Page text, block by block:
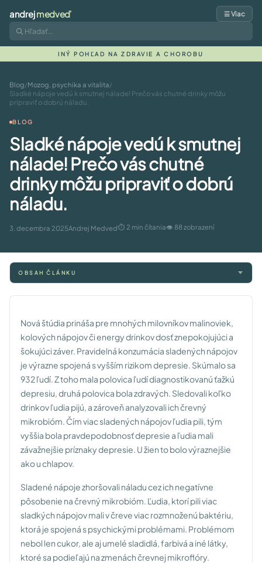
andrejmedveď ☰ Viac
INÝ POHĽAD NA ZDRAVIE A CHOROBU
Blog/Mozog, psychika a vitalita/
Sladké nápoje vedú k smutnej nálade! Prečo vás chutné drinky môžu
pripraviť o dobrú náladu.
BLOG
Sladké nápoje vedú k smutnej
nálade! Prečo vás chutné
drinky môžu pripraviť o dobrú
náladu.
3. decembra 2025Andrej Medveď⏱ 2 min čítania👁 88 zobrazení
OBSAH ČLÁNKU
Nová štúdia prináša pre mnohých milovníkov malinoviek,
kolových nápojov či energy drinkov dosť znepokojujúci a
šokujúci záver. Pravidelná konzumácia sladených nápojov
je výrazne spojená s vyšším rizikom depresie. Skúmalo sa
932 ľudí. Z toho mala polovica ľudí diagnostikovanú ťažkú
depresiu, druhá polovica bola zdravých. Sle­dovali koľko
drinkov ľudia pijú, a zároveň analyzovali ich črevný
mikrobióm. Čím viac sladených nápojov ľudia pili, tým
vyššia bola pravdepodobnosť depresie a ľudia mali
závažnejšie príznaky depresie. U žien to bolo výraznejšie
ako u chlapov.
Sladené nápoje zhoršovali náladu cez ich negatívne
pôsobenie na črevný mikrobióm. Ľudia, ktorí pili viac
sladkých nápojov mali v čreve viac rozmnoženú baktériu,
ktorá je spojená s psychickými problémami. Problémom
nebol len cukor, ale aj umelé sladidlá, farbivá a iné látky,
ktoré sa podieľajú na zmenách črevnej mikroflóry.